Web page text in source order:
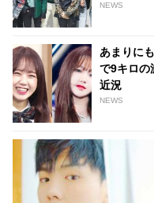
NEWS
あまりに
で9キロの
近況
NEWS